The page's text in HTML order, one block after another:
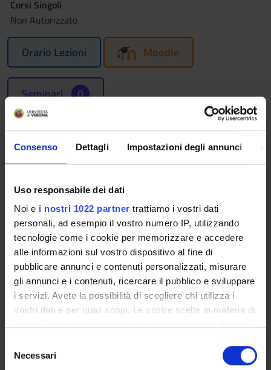
Consenso Dettagli Impostazioni degli annunci
Uso responsabile dei dati
Noi e i nostri 1022 partner trattiamo i vostri dati
personali, ad esempio il vostro numero IP, utilizzando
tecnologie come i cookie per memorizzare e accedere
alle informazioni sul vostro dispositivo al fine di
pubblicare annunci e contenuti personalizzati, misurare
gli annunci e i contenuti, ricercare il pubblico e sviluppare
i servizi. Avete la possibilità di scegliere chi utilizza i
vostri dati e per quali scopi. Le vostre scelte in materia di
modificare o revocare il proprio consenso in qualsiasi
Necessari
Corsi Singoli
Non Autorizzato
Orario Lezioni Moodle
Seminari 0
Per visualizzare la struttura dell’insegnamento a
cui questo modulo appartiene, consultare:
Programma
Fisiologia dell’invecchiamento e healthy aging
Fattori sesso/genere ed etnico/specifico come determinanti
dell’invecchiamento
La valutazione multidimensionale geriatrica e la rete dei
servizi.
Delirium, ipo, ipercinetico e misto: fisiopatologia,
manifestazioni e trattamento farmacologico.
Stati di alterazione delle capacità cognitive .
Specificità della malnutrizione nell’anziano.